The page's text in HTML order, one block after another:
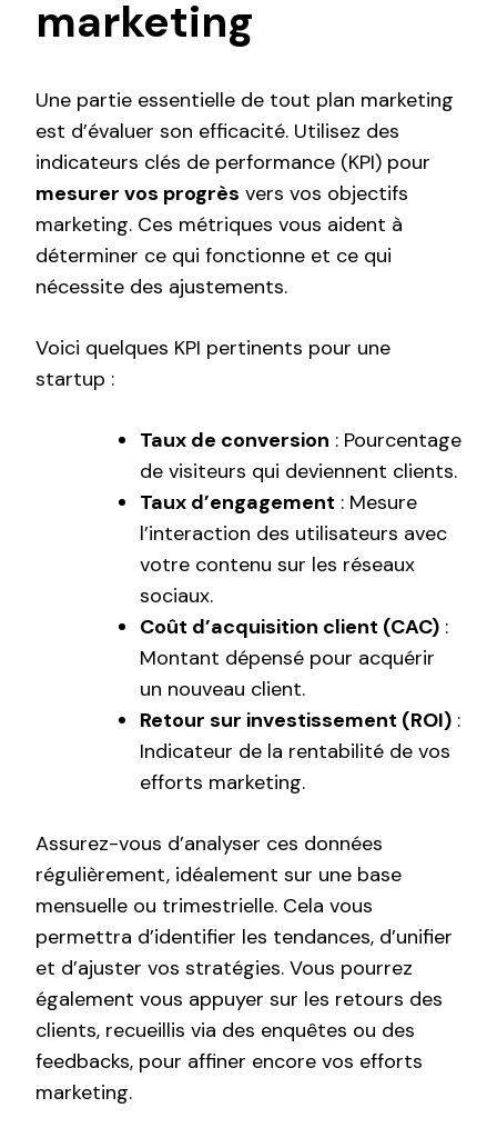
marketing
Une partie essentielle de tout plan marketing
est d’évaluer son efficacité. Utilisez des
indicateurs clés de performance (KPI) pour
mesurer vos progrès vers vos objectifs
marketing. Ces métriques vous aident à
déterminer ce qui fonctionne et ce qui
nécessite des ajustements.
Voici quelques KPI pertinents pour une
startup :
Taux de conversion : Pourcentage
de visiteurs qui deviennent clients.
Taux d’engagement : Mesure
l’interaction des utilisateurs avec
votre contenu sur les réseaux
sociaux.
Coût d’acquisition client (CAC) :
Montant dépensé pour acquérir
un nouveau client.
Retour sur investissement (ROI) :
Indicateur de la rentabilité de vos
efforts marketing.
Assurez-vous d’analyser ces données
régulièrement, idéalement sur une base
mensuelle ou trimestrielle. Cela vous
permettra d’identifier les tendances, d’unifier
et d’ajuster vos stratégies. Vous pourrez
également vous appuyer sur les retours des
clients, recueillis via des enquêtes ou des
feedbacks, pour affiner encore vos efforts
marketing.